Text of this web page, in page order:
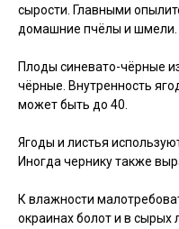
сырости. Главными
домашние пчёлы и шмели.
Плоды синевато-чёрные
чёрные. Внутренность
может быть до 40.
Ягоды и листья
Иногда чернику также
К влажности
окраинах болот и в сырых